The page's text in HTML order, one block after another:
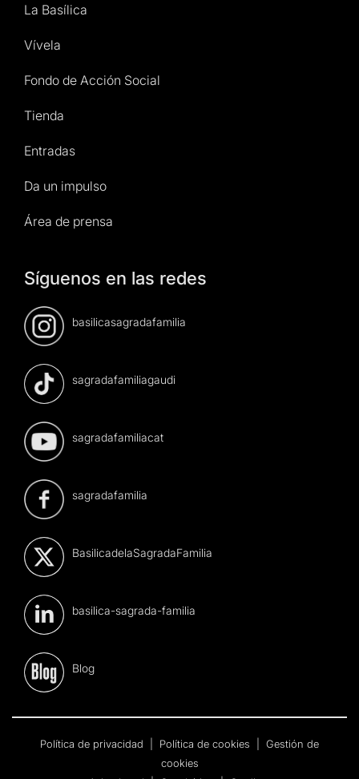
La Basílica
Vívela
Fondo de Acción Social
Tienda
Entradas
Da un impulso
Área de prensa
Síguenos en las redes
basilicasagradafamilia
sagradafamiliagaudi
sagradafamiliacat
sagradafamilia
BasilicadelaSagradaFamilia
basilica-sagrada-familia
Blog
Política de privacidad Política de cookies
Gestión de
cookies